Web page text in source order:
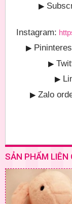
▶
Instagram:
▶
▶
▶
▶ Zalo
SẢN PHẨM LIÊN